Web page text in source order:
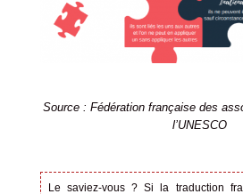
Source : Fédération française des
l’UNESCO
Le saviez-vous ? Si la traduction